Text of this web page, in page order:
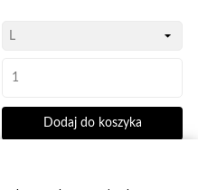
Dodaj do koszyka